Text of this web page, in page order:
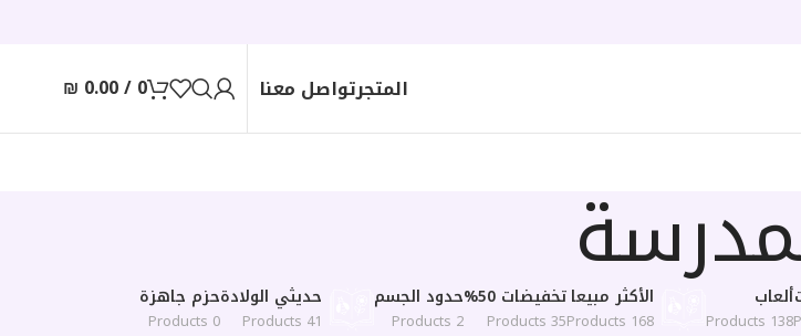
المتجرتواصل معنا 0
/
₪ 0.00
ألعاب
138 Products
الأكثر مبيعا
168 Products
تخفيضات 50%
35 Products
حدود الجسم
2 Products
حديثي الولادة
41 Products
حزم جاهزة
0 Products